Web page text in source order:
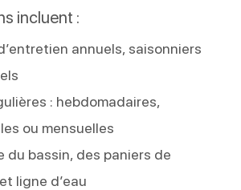
incluent :
annuels, saisonniers
: hebdomadaires,
ou mensuelles
du bassin, des paniers de
ligne d’eau